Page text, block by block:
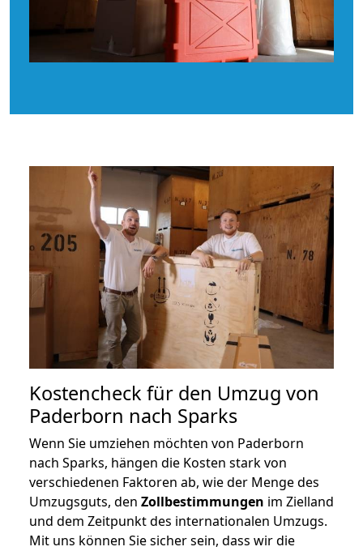
Kostencheck für den Umzug von
Paderborn nach Sparks
Wenn Sie umziehen möchten von Paderborn
nach Sparks, hängen die Kosten stark von
verschiedenen Faktoren ab, wie der Menge des
Umzugsguts, den Zollbestimmungen im Zielland
und dem Zeitpunkt des internationalen Umzugs.
Mit uns können Sie sicher sein, dass wir die